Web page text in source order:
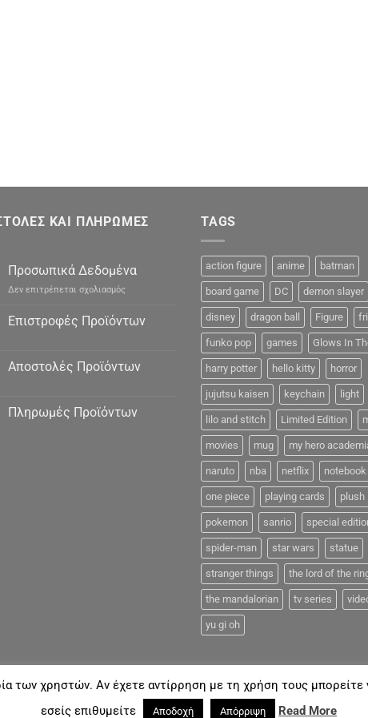
ΚΑΙ ΠΛΗΡΩΜΕΣ
Προσωπικά Δεδομένα
Δεν επιτρέπεται σχολιασμόςστο
Δεδομένα
Επιστροφές Προϊόντων
Αποστολές Προϊόντων
Πληρωμές Προϊόντων
TAGS
action figure anime batman
board game DC demon slayer
disney dragon ball Figure
funko pop games Glows In
harry potter hello kitty horror
jujutsu kaisen keychain light
lilo and stitch Limited Edition
movies mug my hero
naruto nba netflix notebook
one piece playing cards plush
pokemon sanrio special
spider-man star wars statue
stranger things the lord of the
the mandalorian tv series
yu gi oh
FAQ
Coolmerch.gr
των χρηστών. Αν έχετε αντίρρηση με τη χρήση τους μπορείτε
εσείς επιθυμείτε
Αποδοχή Απόρριψη Read More